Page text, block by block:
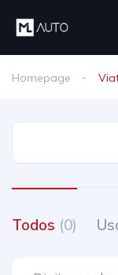
Homepage
Todos (0)